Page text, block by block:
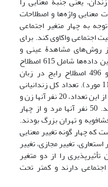
معنایی واژه‌ها و اصطلاحات
به چهار متغیر اجتماعی
اجتماعی واکاوی کند. برای
روش‌های مشاهدۀ عینی و
مصاحبه استفاده شده است. این داده‌ها شامل 615 اصطلاح
رایج در زبان زندانیان مرد و 496 اصطلاح رایج در زبان
زندانیان زن است (مجموع 1111 مورد). تعداد کل زندانیانی
که مصاحبه شدند، 70 نفر بود. از این تعداد، 20 نفر آن­ها زن و
همگی از زندان شهر ری بودند. 50 نفر آن­ها مرد و از چهار
و تهران بزرگ بودند.
که چهار گونه تغییر معنایی
تغییر مجازی، تغییر
را از دو متغیر
دارند و کم­تر تحت